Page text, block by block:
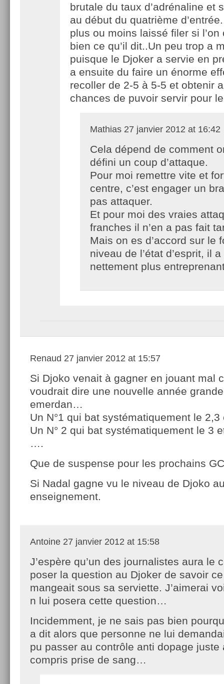
brutale du taux d’adrénaline et
au début du quatrième
plus ou moins laissé filer si l’on
bien ce qu’il dit..Un peu trop a
puisque le Djoker a servie en
a ensuite du faire un énorme
recoller de 2-5 à 5-5 et obtenir
chances de puvoir servir pour
Mathias 27 janvier 2012 at 16:42
Cela dépend de comment
défini un coup d’attaque.
Pour moi remettre vite et
centre, c’est engager un
pas attaquer.
Et pour moi des vraies
franches il n’en a pas fait
Mais on es d’accord sur le
niveau de l’état d’esprit, il
nettement plus
Renaud 27 janvier 2012 at 15:57
Si Djoko venait à gagner en jouant mal
voudrait dire une nouvelle année
emerdan…
Un N°1 qui bat systématiquement le 2,3
Un N° 2 qui bat systématiquement le 3
….
Que de suspense pour les prochains GC
Si Nadal gagne vu le niveau de Djoko
enseignement.
Antoine 27 janvier 2012 at 15:58
J’espère qu’un des journalistes aura le
poser la question au Djoker de savoir ce
mangeait sous sa serviette. J’aimerai
n lui posera cette question…
Incidemment, je ne sais pas bien
a dit alors que personne ne lui
pu passer au contrôle anti dopage juste
compris prise de sang…